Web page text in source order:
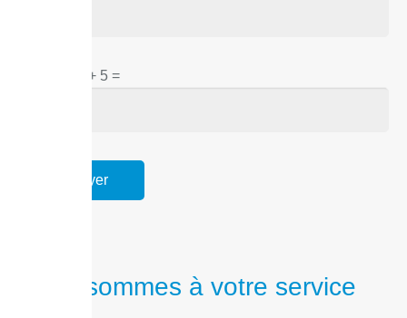
5 + 5 =
Nous sommes à votre service